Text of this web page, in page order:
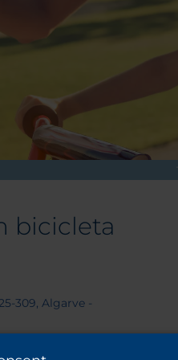
bicicleta
309, Algarve -